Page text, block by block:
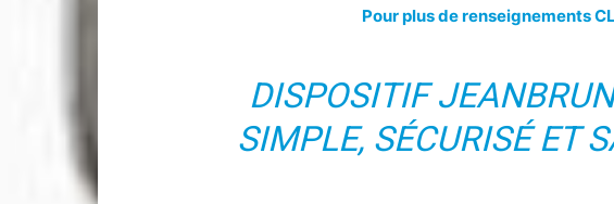
Pour plus de renseignements
DISPOSITIF
SIMPLE, SÉCURISÉ ET